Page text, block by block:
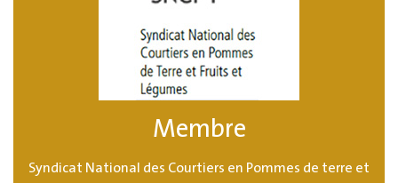
Membre
Syndicat National des Courtiers en Pommes de terre et